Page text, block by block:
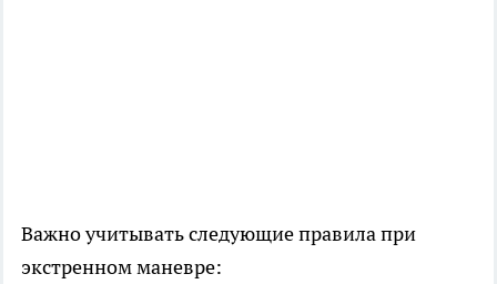
Важно учитывать следующие правила при
экстренном маневре: